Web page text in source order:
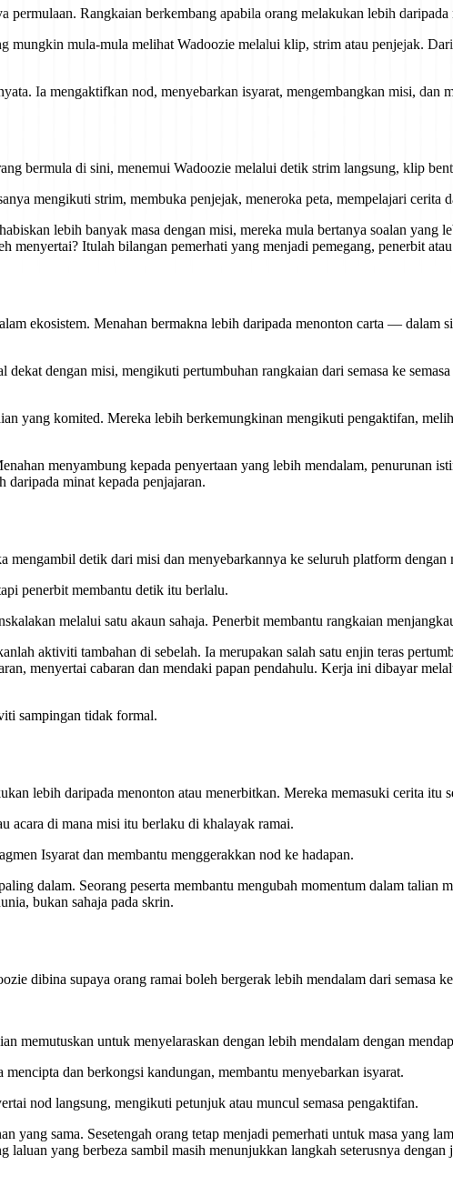
permulaan. Rangkaian berkembang apabila orang melakukan lebih daripada
mungkin mula-mula melihat Wadoozie melalui klip, strim atau penjejak.
Ia mengaktifkan nod, menyebarkan isyarat, mengembangkan misi, dan
bermula di sini, menemui Wadoozie melalui detik strim langsung, klip
mengikuti strim, membuka penjejak, meneroka peta, mempelajari cerita
lebih banyak masa dengan misi, mereka mula bertanya soalan yang
menyertai? Itulah bilangan pemerhati yang menjadi pemegang, penerbit atau
ekosistem. Menahan bermakna lebih daripada menonton carta — dalam
dengan misi, mengikuti pertumbuhan rangkaian dari semasa ke
yang komited. Mereka lebih berkemungkinan mengikuti pengaktifan,
menyambung kepada penyertaan yang lebih mendalam, penurunan
daripada minat kepada penjajaran.
mengambil detik dari misi dan menyebarkannya ke seluruh platform
penerbit membantu detik itu berlalu.
melalui satu akaun sahaja. Penerbit membantu rangkaian
aktiviti tambahan di sebelah. Ia merupakan salah satu enjin teras
menyertai cabaran dan mendaki papan pendahulu. Kerja ini dibayar
sampingan tidak formal.
lebih daripada menonton atau menerbitkan. Mereka memasuki cerita itu
acara di mana misi itu berlaku di khalayak ramai.
Isyarat dan membantu menggerakkan nod ke hadapan.
dalam. Seorang peserta membantu mengubah momentum dalam talian
bukan sahaja pada skrin.
dibina supaya orang ramai boleh bergerak lebih mendalam dari semasa ke
memutuskan untuk menyelaraskan dengan lebih mendalam dengan
dan berkongsi kandungan, membantu menyebarkan isyarat.
nod langsung, mengikuti petunjuk atau muncul semasa pengaktifan.
yang sama. Sesetengah orang tetap menjadi pemerhati untuk masa yang
yang berbeza sambil masih menunjukkan langkah seterusnya dengan